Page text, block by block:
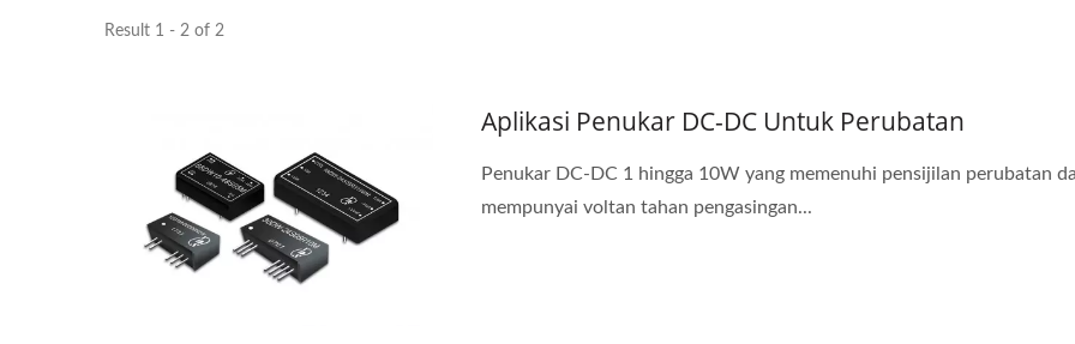
Result 1 - 2 of 2
Aplikasi Penukar DC-DC Untuk Perubatan
Penukar DC-DC 1 hingga 10W yang memenuhi pensijilan perubatan
mempunyai voltan tahan pengasingan...